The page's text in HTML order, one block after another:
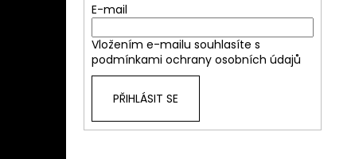
E-mail
Vložením e-mailu souhlasíte s
podmínkami ochrany osobních údajů
PŘIHLÁSIT SE